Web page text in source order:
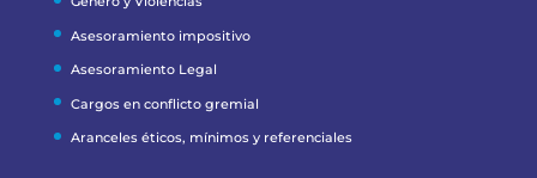
Asesoramiento impositivo
Asesoramiento Legal
Cargos en conflicto gremial
Aranceles éticos, mínimos y referenciales